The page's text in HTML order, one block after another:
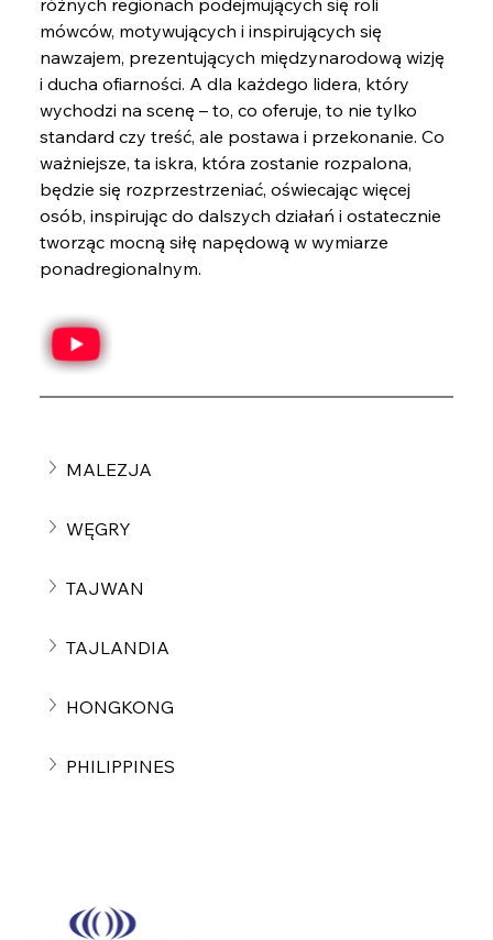
mówców, motywujących i inspirujących się
nawzajem, prezentujących międzynarodową wizję
i ducha ofiarności. A dla każdego lidera, który
wychodzi na scenę – to, co oferuje, to nie tylko
standard czy treść, ale postawa i przekonanie. Co
ważniejsze, ta iskra, która zostanie rozpalona, ​​
będzie się rozprzestrzeniać, oświecając więcej
osób, inspirując do dalszych działań i ostatecznie
tworząc mocną siłę napędową w wymiarze
ponadregionalnym.
MALEZJA
WĘGRY
TAJWAN
TAJLANDIA
HONGKONG
PHILIPPINES